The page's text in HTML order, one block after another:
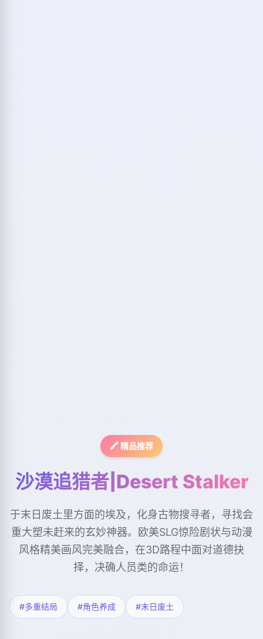
🖍️ 精品推荐
沙漠追猎者|Desert Stalker
于末日废土里方面的埃及，化身古物搜寻者，寻找会
重大塑未赶来的玄妙神器。欧美SLG惊险剧状与动漫
风格精美画风完美融合，在3D路程中面对道德抉
择，决确人员类的命运！
#多重结局 #角色养成 #末日废土